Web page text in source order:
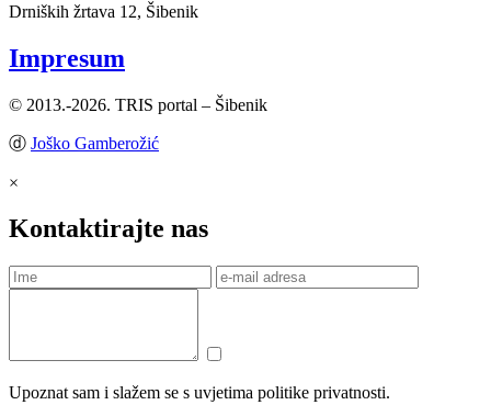
Drniških žrtava 12, Šibenik
Impresum
© 2013.-2026. TRIS portal – Šibenik
ⓓ Joško Gamberožić
×
Kontaktirajte nas
Upoznat sam i slažem se s uvjetima politike privatnosti.